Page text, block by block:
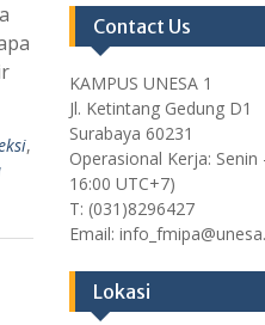
,
Contact Us
KAMPUS UNESA 1
Jl. Ketintang Gedung D1
Surabaya 60231
Operasional Kerja: Senin
16:00 UTC+7)
T: (031)8296427
Email:
Lokasi